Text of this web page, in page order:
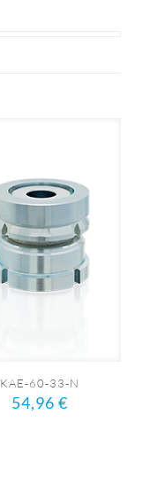
KAE-60-33-N
54,96€